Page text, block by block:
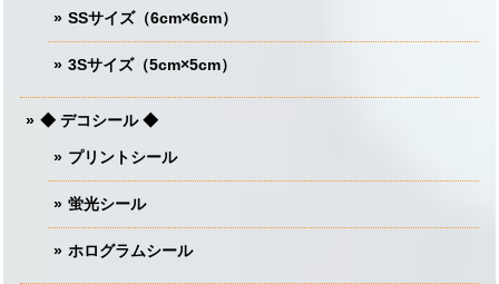
SSサイズ（6cm×6cm）
3Sサイズ（5cm×5cm）
◆ デコシール ◆
プリントシール
蛍光シール
ホログラムシール